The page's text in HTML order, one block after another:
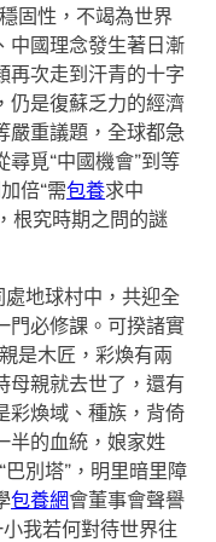
固性，不竭為世界
中國理念發生著日漸
再次走到汗青的十字
仍是復蘇乏力的經濟
嚴重議題，全球都急
覓“中國機會”到等
倍“需包養求中
根究時期之問的謎
處地球村中，共迎全
門必修課。可揆諸實
是木匠，彩煥有兩
母親就去世了，還有
煥域、種族，背倚
半的血統，娘家姓
別塔”，明里暗里障
包養網會董事會聲譽
我若何對待世界往